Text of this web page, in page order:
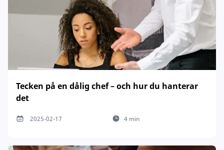
Tecken på en dålig chef – och hur du hanterar
det
2025-02-17 4 min